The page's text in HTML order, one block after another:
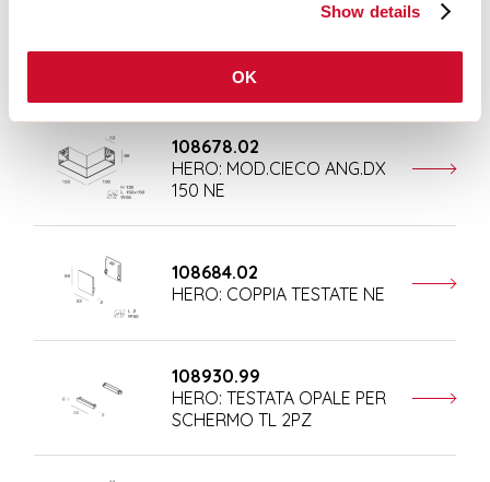
Show details
OK
108678.02
HERO: MOD.CIECO ANG.DX
150 NE
108684.02
HERO: COPPIA TESTATE NE
108930.99
HERO: TESTATA OPALE PER
SCHERMO TL 2PZ